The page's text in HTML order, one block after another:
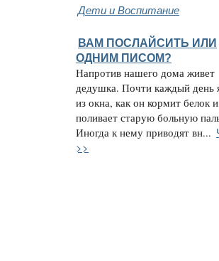
Дети и Воспитание
ВАМ ПОСЛАЙСИТЬ ИЛИ
ОДНИМ ПИСОМ?
Напротив нашего дома живет
дедушка. Почти каждый день
из окна, как он кормит белок и
поливает старую больную
Иногда к нему приводят вн...
>>